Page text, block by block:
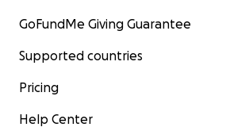
GoFundMe Giving Guarantee
Supported countries
Pricing
Help Center